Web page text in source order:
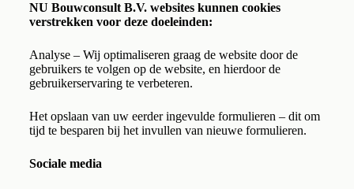
NU Bouwconsult B.V. websites kunnen cookies
verstrekken voor deze doeleinden:
Analyse – Wij optimaliseren graag de website door de
gebruikers te volgen op de website, en hierdoor de
gebruikerservaring te verbeteren.
Het opslaan van uw eerder ingevulde formulieren – dit om
tijd te besparen bij het invullen van nieuwe formulieren.
Sociale media